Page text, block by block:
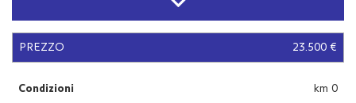
PREZZO 23.500 €
Condizioni km 0
strumenti
di
tracciamento
rimanda